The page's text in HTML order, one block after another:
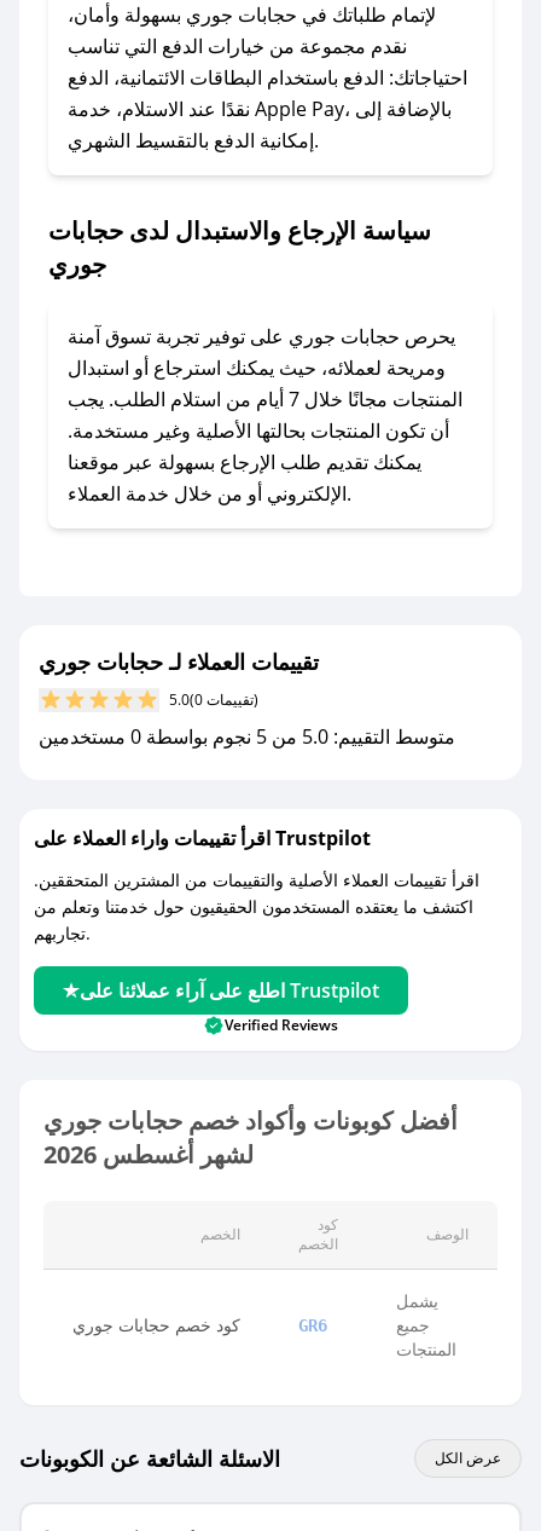
لا تقلق! يمكنك التواصل مع فريق دعم صحصح عبر
الرسائل الخاصة على تويتر أو البريد الإلكتروني،
وسنقوم بحل المشكلة في أسرع وقت ممكن.
### ماذا أفعل إذا لم أجد كود خصم لمتجري
المفضل؟
مراسلتنا مباشرة وسنعمل على توفير الكوبونات في
أسرع وقت ممكن.
### كيف تحصل على كوبونات خصم حصرية من
حجابات جوري؟
للحصول على كوبونات وخصومات حصرية، قم بما
يلي:
- اضغط على أيقونة متابعة لمتجر حجابات جوري في
تطبيق صحصح.
مع صحصح، تسوق بذكاء ووفّر على كل مشترياتك مع
لإتمام طلباتك في حجابات جوري بسهولة وأمان،
نقدم مجموعة من خيارات الدفع التي تناسب
احتياجاتك: الدفع باستخدام البطاقات الائتمانية، الدفع
نقدًا عند الاستلام، خدمة Apple Pay، بالإضافة إلى
إمكانية الدفع بالتقسيط الشهري.
سياسة الإرجاع والاستبدال لدى حجابات
جوري
يحرص حجابات جوري على توفير تجربة تسوق آمنة
ومريحة لعملائه، حيث يمكنك استرجاع أو استبدال
المنتجات مجانًا خلال 7 أيام من استلام الطلب. يجب
أن تكون المنتجات بحالتها الأصلية وغير مستخدمة.
يمكنك تقديم طلب الإرجاع بسهولة عبر موقعنا
الإلكتروني أو من خلال خدمة العملاء.
تقييمات العملاء لـ حجابات جوري
5.0 (0 تقييمات)
متوسط التقييم: 5.0 من 5 نجوم بواسطة 0 مستخدمين
اقرأ تقييمات واراء العملاء على Trustpilot
اقرأ تقييمات العملاء الأصلية والتقييمات من المشترين المتحققين.
اكتشف ما يعتقده المستخدمون الحقيقيون حول خدمتنا وتعلم من
تجاربهم.
اطلع على آراء عملائنا على Trustpilot
Verified Reviews
أفضل كوبونات وأكواد خصم حجابات جوري
لشهر أغسطس 2026
الخصم
كود
الخصم
الوصف
كود خصم حجابات جوري GR6
يشمل
جميع
المنتجات
الاسئلة الشائعة عن الكوبونات عرض الكل